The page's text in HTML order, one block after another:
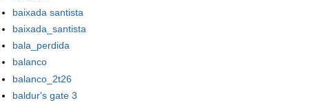
baixada santista
baixada_santista
bala_perdida
balanco
balanco_2t26
baldur's gate 3